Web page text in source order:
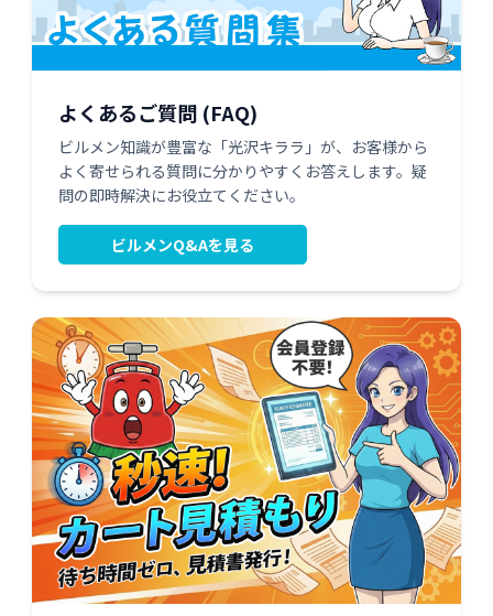
よくあるご質問 (FAQ)
ビルメン知識が豊富な「光沢キララ」が、お客様から
よく寄せられる質問に分かりやすくお答えします。疑
問の即時解決にお役立てください。
ビルメンQ&Aを見る